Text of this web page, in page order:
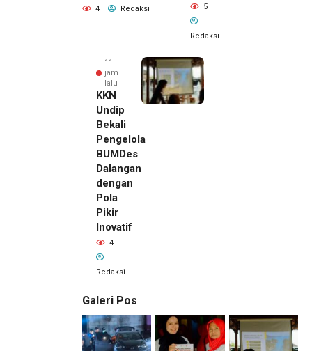
4 Redaksi 5
Redaksi
11
jam
lalu
KKN
Undip
Bekali
Pengelola
BUMDes
Dalangan
dengan
Pola
Pikir
Inovatif
4
Redaksi
Galeri Pos